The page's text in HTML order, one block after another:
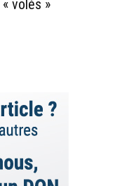
volés »